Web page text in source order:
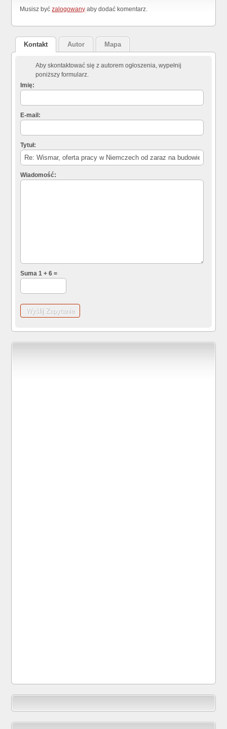
Musisz byćzalogowany aby dodać komentarz.
Kontakt Autor Mapa
Aby skontaktować się z autorem ogłoszenia, wypełnij
poniższy formularz.
Imię:
E-mail:
Tytuł:
Wiadomość:
Suma 1 + 6 =